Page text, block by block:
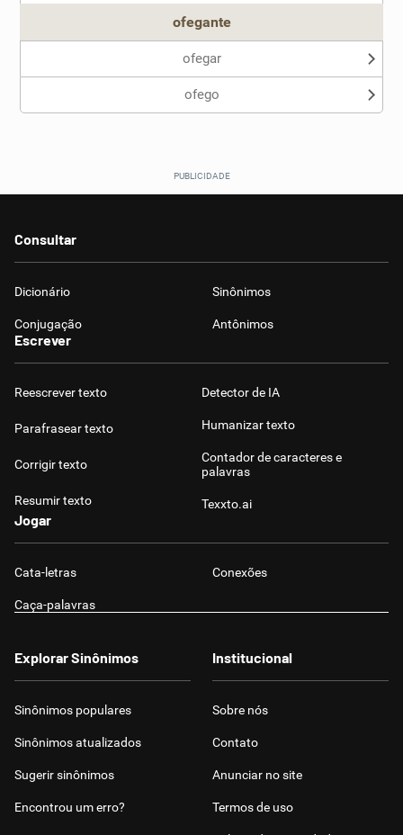
ofegante
ofegar
ofego
Consultar
Dicionário Sinônimos
Conjugação Antônimos
Escrever
Reescrever texto
Parafrasear texto
Corrigir texto
Resumir texto
Detector de IA
Humanizar texto
Contador de caracteres e
palavras
Texxto.ai
Jogar
Cata-letras Conexões
Caça-palavras
Explorar Sinônimos
Sinônimos populares
Sinônimos atualizados
Sugerir sinônimos
Encontrou um erro?
Institucional
Sobre nós
Contato
Anunciar no site
Termos de uso